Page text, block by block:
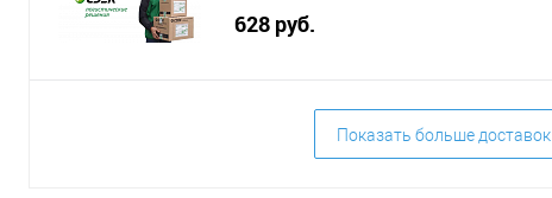
628 руб.
Показать больше доставок